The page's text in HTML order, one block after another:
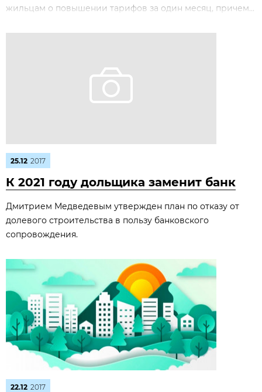
жильцам о повышении тарифов за один месяц, причем...
25.12 2017
К 2021 году дольщика заменит банк
Дмитрием Медведевым утвержден план по отказу от
долевого строительства в пользу банковского
сопровождения.
22.12 2017